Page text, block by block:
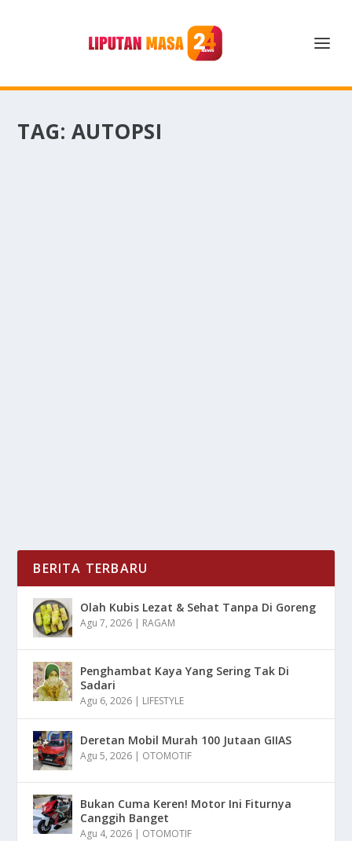
TAG: AUTOPSI
BERITA TERBARU
Olah Kubis Lezat & Sehat Tanpa Di Goreng
Agu 7, 2026 | RAGAM
Penghambat Kaya Yang Sering Tak Di
Sadari
Agu 6, 2026 | LIFESTYLE
Deretan Mobil Murah 100 Jutaan GIIAS
Agu 5, 2026 | OTOMOTIF
Bukan Cuma Keren! Motor Ini Fiturnya
Canggih Banget
Agu 4, 2026 | OTOMOTIF